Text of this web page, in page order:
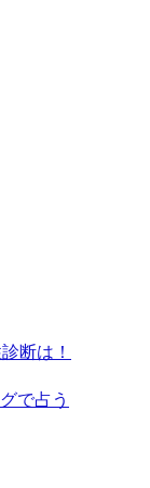
断は！
で占う